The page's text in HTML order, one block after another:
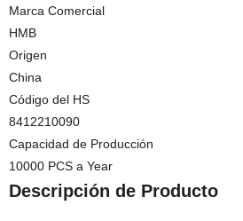
Marca Comercial
HMB
Origen
China
Código del HS
8412210090
Capacidad de Producción
10000 PCS a Year
Descripción de Producto